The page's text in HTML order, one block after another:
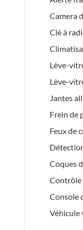
Camera
Clé à
Lève-
Lève-
Jantes
Frein de
Feux de
Coques
Contrôle
Console
Véhicule